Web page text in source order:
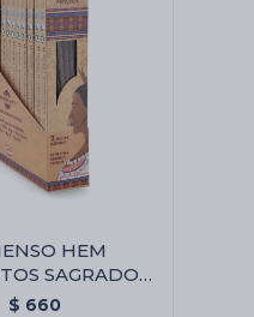
HEM
SAGRADOS
X12 - Ambar
$ 660